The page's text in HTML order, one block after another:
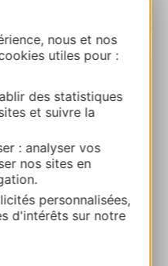
nous et nos
utiles pour :
des statistiques
et suivre la
: analyser vos
nos sites en
personnalisées,
d'intérêts sur notre
data ©OpenStreetMap contributors
12190 ESTAING